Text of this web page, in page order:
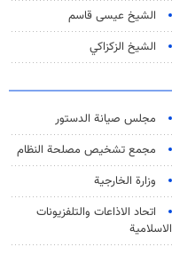
الشيخ عيسى قاسم
الشيخ الزكزاكي
مجلس صيانة الدستور
مجمع تشخيص مصلحة النظام
وزارة الخارجية
اتحاد الاذاعات والتلفزيونات
الاسلامية